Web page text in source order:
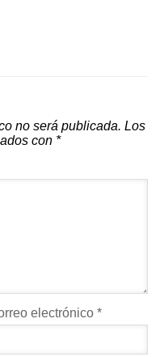
no será publicada. Los
con *
electrónico*